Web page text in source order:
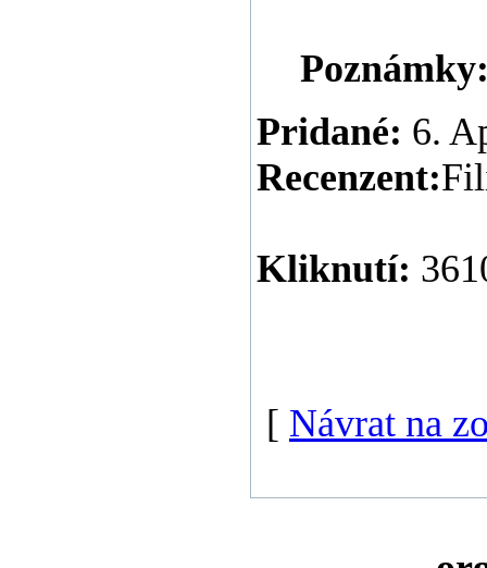
Pridané: 6.
Recenzent:
Kliknutí:
[ Návrat na